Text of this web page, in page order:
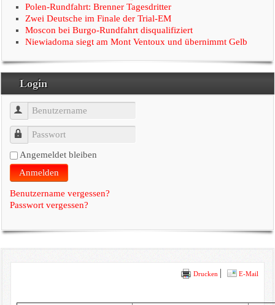
Rennsport
Linkseite
Presse
Polen-Rundfahrt: Brenner Tagesdritter
Zwei Deutsche im Finale der Trial-EM
Moscon bei Burgo-Rundfahrt disqualifiziert
Niewiadoma siegt am Mont Ventoux und übernimmt Gelb
Login
Benutzername
Passwort
Angemeldet bleiben
Anmelden
Benutzername vergessen?
Passwort vergessen?
Drucken E-Mail